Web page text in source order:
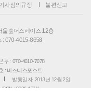
기사심의규정 불편신고
울숲더스페이스 12층
: 070-4015-8658
부 : 070-4010-7078
: 비즈니스포스트
발행일자: 2013년 12월 2일
ISSN : 2636-171X